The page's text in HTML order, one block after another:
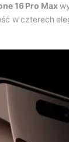
16 Pro Max
w czterech